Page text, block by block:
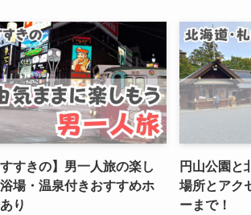
すすきの】男一人旅の楽し
場・温泉付きおすすめホ
り
円山公園と
場所とアク
ーまで！